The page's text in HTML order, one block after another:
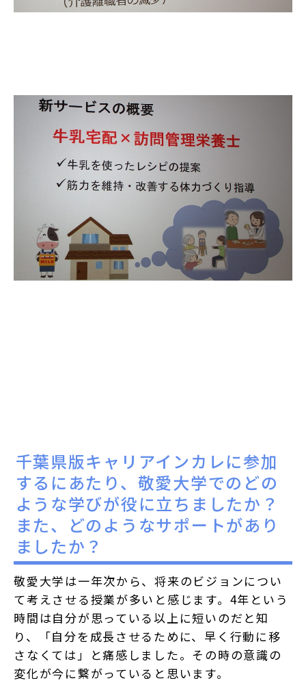
千葉県版キャリアインカレに参加
するにあたり、敬愛大学でのどの
ような学びが役に立ちましたか？
また、どのようなサポートがあり
ましたか？
敬愛大学は一年次から、将来のビジョンについ
て考えさせる授業が多いと感じます。4年という
時間は自分が思っている以上に短いのだと知
り、「自分を成長させるために、早く行動に移
さなくては」と痛感しました。その時の意識の
変化が今に繋がっていると思います。